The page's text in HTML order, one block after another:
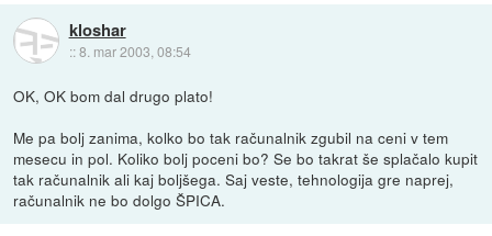
kloshar
::8. mar 2003, 08:54
OK, OK bom dal drugo plato!
Me pa bolj zanima, kolko bo tak računalnik zgubil na ceni v tem
mesecu in pol. Koliko bolj poceni bo? Se bo takrat še splačalo kupit
tak računalnik ali kaj boljšega. Saj veste, tehnologija gre naprej,
računalnik ne bo dolgo ŠPICA.